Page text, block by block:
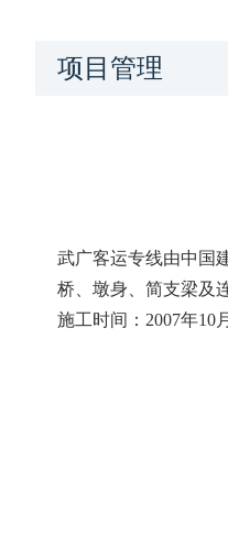
项目管理
武广客运专线由中国
桥、墩身、简支梁及
施工时间：2007年10